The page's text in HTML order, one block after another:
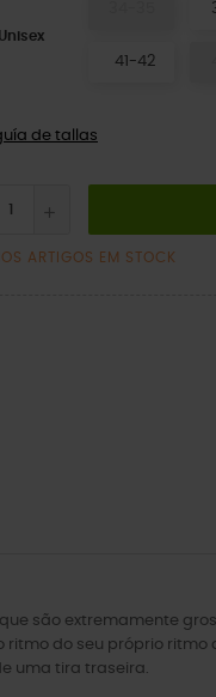
41-42
de tallas
ARTIGOS EM STOCK
são extremamente
do seu próprio
uma tira traseira.